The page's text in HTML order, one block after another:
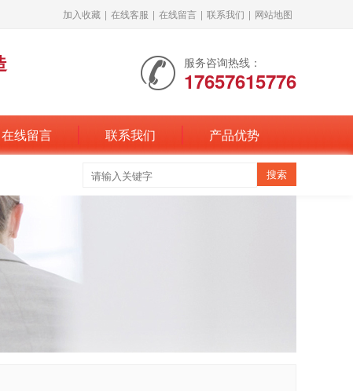
加入收藏 | 在线客服 | 在线留言 | 联系我们 | 网站地图
服务咨询热线：
17657615776
在线留言 联系我们 产品优势